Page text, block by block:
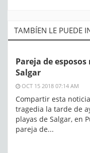
TAMBÍEN LE PUEDE
Pareja de
Salgar
OCT 15 2018 07:14 AM
Compartir esta
tragedia la tarde de
playas de Salgar, en
pareja de...